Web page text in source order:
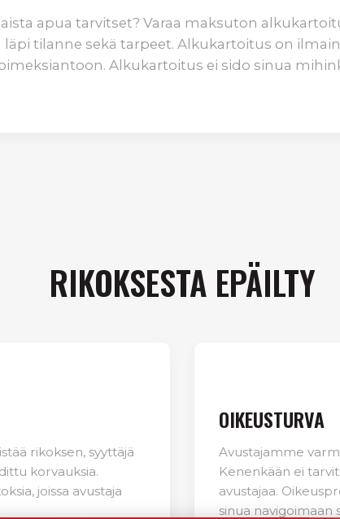
apua tarvitset? Varaa maksuton
läpi tilanne sekä tarpeet. Alkukartoitus on
Alkukartoitus ei sido sinua
RIKOKSESTA EPÄILTY
rikoksen, syyttäjä
korvauksia.
joissa avustaja
OIKEUSTURVA
Avustajamme
Kenenkään ei
avustajaa.
sinua navigoimaan